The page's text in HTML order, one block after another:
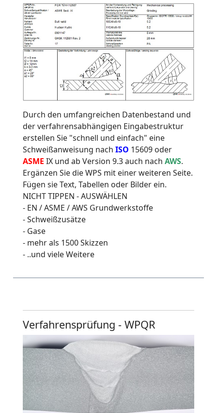
Durch den umfangreichen Datenbestand und
der verfahrensabhängigen Eingabestruktur
erstellen Sie "schnell und einfach" eine
Schweißanweisung nach ISO 15609 oder
ASME IX und ab Version 9.3 auch nach AWS.
Ergänzen Sie die WPS mit einer weiteren Seite.
Fügen sie Text, Tabellen oder Bilder ein.
NICHT TIPPEN - AUSWÄHLEN
- EN / ASME / AWS Grundwerkstoffe
- Schweißzusätze
- Gase
- mehr als 1500 Skizzen
- ..und viele Weitere
Verfahrensprüfung - WPQR